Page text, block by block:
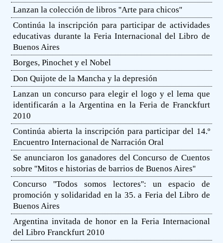
Lanzan la colección de libros ''Arte para chicos''
Continúa la inscripción para participar de actividades
educativas durante la Feria Internacional del Libro de
Buenos Aires
Borges, Pinochet y el Nobel
Don Quijote de la Mancha y la depresión
Lanzan un concurso para elegir el logo y el lema que
identificarán a la Argentina en la Feria de Franckfurt
2010
Continúa abierta la inscripción para participar del 14.º
Encuentro Internacional de Narración Oral
Se anunciaron los ganadores del Concurso de Cuentos
sobre ''Mitos e historias de barrios de Buenos Aires''
Concurso ''Todos somos lectores'': un espacio de
promoción y solidaridad en la 35. a Feria del Libro de
Buenos Aires
Argentina invitada de honor en la Feria Internacional
del Libro Franckfurt 2010